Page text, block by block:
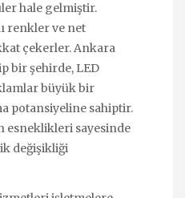
hale gelmiştir.
renkler ve net
çekerler. Ankara
bir şehirde, LED
büyük bir
potansiyeline sahiptir.
esneklikleri sayesinde
değişikliği